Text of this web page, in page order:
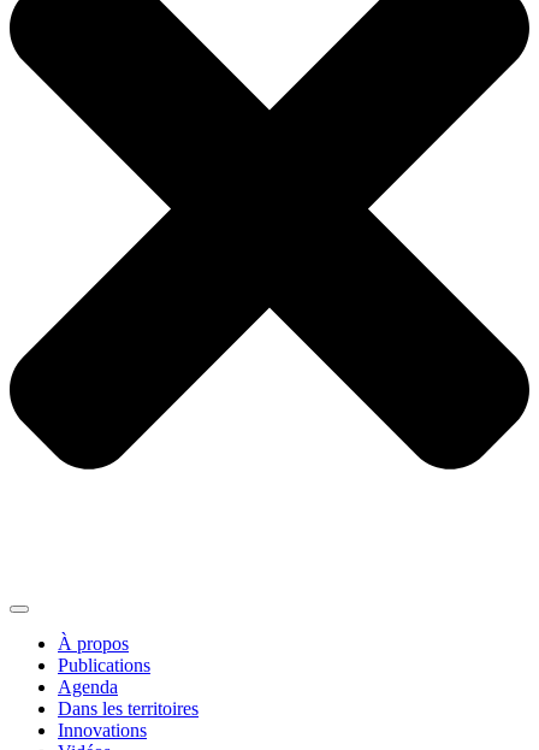
À propos
Publications
Agenda
Dans les territoires
Innovations